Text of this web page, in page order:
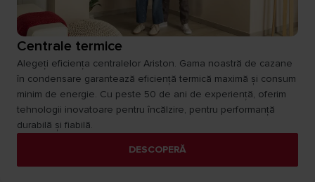
Centrale termice
Alegeți eficiența centralelor Ariston. Gama noastră de cazane
în condensare garantează eficiență termică maximă și consum
minim de energie. Cu peste 50 de ani de experiență, oferim
tehnologii inovatoare pentru încălzire, pentru performanță
durabilă și fiabilă.
DESCOPERĂ